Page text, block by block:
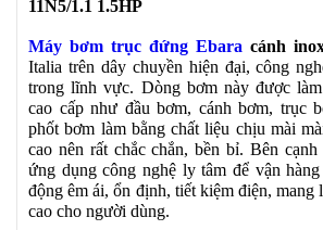
11N5/1.1 1.5HP
Máy bơm trục đứng Ebara cánh
Italia trên dây chuyền hiện đại, công
trong lĩnh vực. Dòng bơm này được
cao cấp như đầu bơm, cánh bơm, trục
phốt bơm làm bằng chất liệu chịu mài
cao nên rất chắc chắn, bền bỉ. Bên
ứng dụng công nghệ ly tâm để vận
động êm ái, ổn định, tiết kiệm điện, mang
cao cho người dùng.